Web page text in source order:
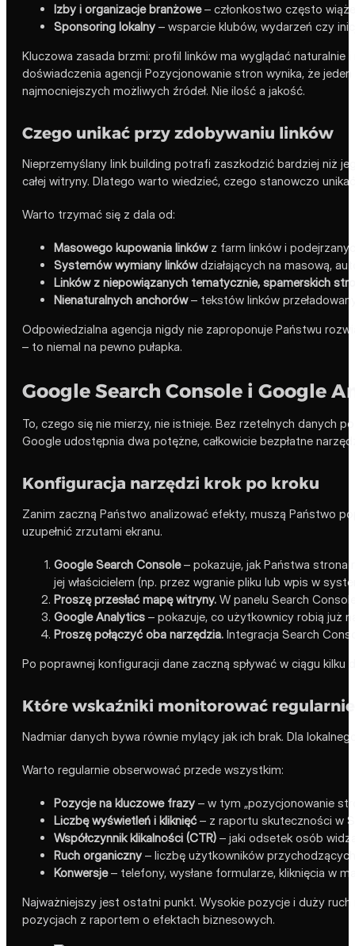
Izby i organizacje branżowe– członkostwo często
Sponsoring lokalny – wsparcie klubów, wydarzeń czy
Kluczowa zasada brzmi: profil linków ma wyglądać
doświadczenia agencji Pozycjonowanie stron wynika, że
najmocniejszych możliwych źródeł. Nie ilość a jakość.
Czego unikać przy zdobywaniu linków
Nieprzemyślany link building potrafi zaszkodzić bardziej niż
całej witryny. Dlatego warto wiedzieć, czego stanowczo
Warto trzymać się z dala od:
Masowego kupowania linkówz farm linków i
Systemów wymiany linkówdziałających na masową,
Linków z niepowiązanych tematycznie, spamerskich
Nienaturalnych anchorów– tekstów linków
Odpowiedzialna agencja nigdy nie zaproponuje Państwu
– to niemal na pewno pułapka.
Google Search Console i Google
To, czego się nie mierzy, nie istnieje. Bez rzetelnych danych
Google udostępnia dwa potężne, całkowicie bezpłatne
Konfiguracja narzędzi krok po kroku
Zanim zaczną Państwo analizować efekty, muszą Państwo
uzupełnić zrzutami ekranu.
Google Search Console– pokazuje, jak Państwa strona
jej właścicielem (np. przez wgranie pliku lub wpis w
Proszę przesłać mapę witryny. W panelu Search
Google Analytics – pokazuje, co użytkownicy robią już
Proszę połączyć oba narzędzia. Integracja Search
Po poprawnej konfiguracji dane zaczną spływać w ciągu
Które wskaźniki monitorować regularnie
Nadmiar danych bywa równie mylący jak ich brak. Dla
Warto regularnie obserwować przede wszystkim:
Pozycje na kluczowe frazy – w tym „pozycjonowanie
Liczbę wyświetleń i kliknięć– z raportu skuteczności w
Współczynnik klikalności (CTR) – jaki odsetek osób
Ruch organiczny – liczbę użytkowników
Konwersje– telefony, wysłane formularze, kliknięcia w
Najważniejszy jest ostatni punkt. Wysokie pozycje i duży
pozycjach z raportem o efektach biznesowych.